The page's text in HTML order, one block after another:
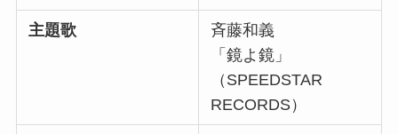
主題歌
斉藤和義
「鏡よ鏡」
（SPEEDSTAR
RECORDS）